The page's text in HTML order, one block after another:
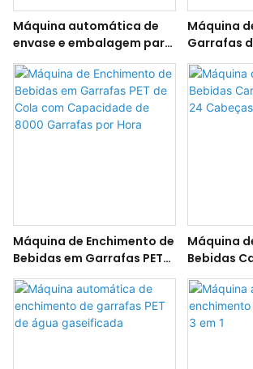
Máquina automática de
envase e embalagem para
fabricação de água com
gás carbonatada / Linha
de produção de
engarrafamento de
refrigerantes com CO2
Máquina
Garrafas
de Cola
Máquina de Enchimento de
Bebidas em Garrafas PET
de Cola com Capacidade
de 8000 Garrafas por Hora
Máquina
Bebidas
com 24